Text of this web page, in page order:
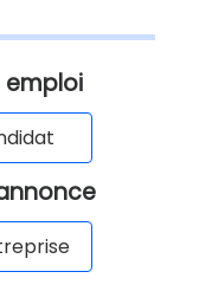
emploi